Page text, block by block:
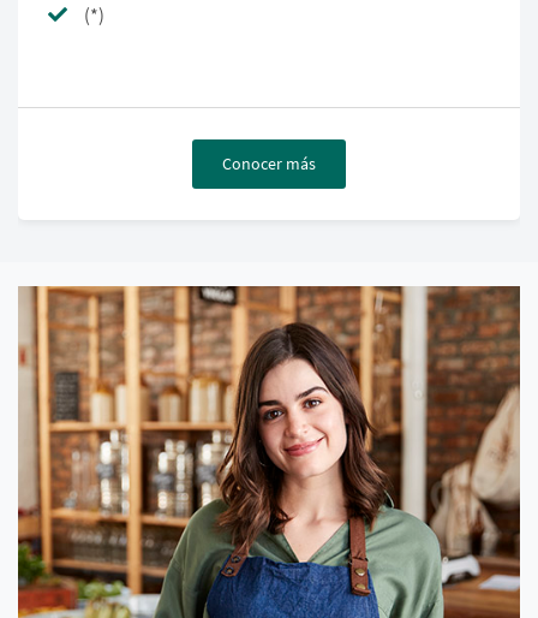
(*)
Conocer más